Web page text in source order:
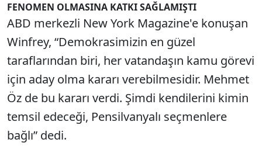
FENOMEN OLMASINA KATKI SAĞLAMIŞTI
ABD merkezli New York Magazine'e konuşan
Winfrey, “Demokrasimizin en güzel
taraflarından biri, her vatandaşın kamu görevi
için aday olma kararı verebilmesidir. Mehmet
Öz de bu kararı verdi. Şimdi kendilerini kimin
temsil edeceği, Pensilvanyalı seçmenlere
bağlı” dedi.